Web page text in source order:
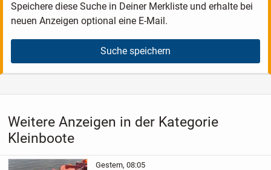
Speichere diese Suche in Deiner Merkliste und erhalte bei
neuen Anzeigen optional eine E-Mail.
Suche speichern
Weitere Anzeigen in der Kategorie
Kleinboote
Gestern, 08:05